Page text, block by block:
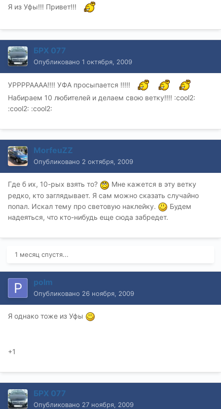
Я из Уфы!!! Привет!!!
БРХ 077
Опубликовано 1 октября, 2009
УРРРРАААА!!!! УФА просыпается !!!!!
Набираем 10 любителей и делаем свою ветку!!!! :cool2:
:cool2: :cool2:
MorfeuZZ
Опубликовано 2 октября, 2009
Где б их, 10-рых взять то?
Мне кажется в эту ветку
редко, кто заглядывает. Я сам можно сказать случайно
попал. Искал тему про световую наклейку.
Будем
надеяться, что кто-нибудь еще сюда забредет.
1 месяц спустя...
polm
Опубликовано 26 ноября, 2009
Я однако тоже из Уфы
+1
БРХ 077
Опубликовано 27 ноября, 2009